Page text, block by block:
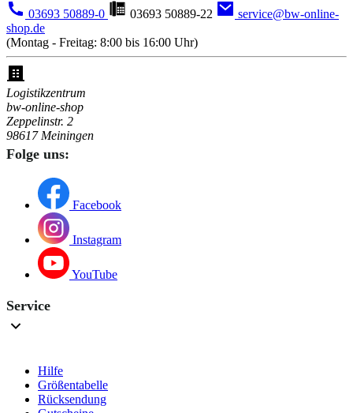
03693 50889-0 03693 50889-22
service@bw-online-
shop.de
(Montag - Freitag: 8:00 bis 16:00 Uhr)
Logistikzentrum
bw-online-shop
Zeppelinstr. 2
98617 Meiningen
Folge uns:
Facebook
Instagram
YouTube
Service
Hilfe
Größentabelle
Rücksendung